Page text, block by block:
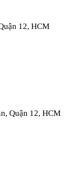
12, HCM
Quận 12, HCM